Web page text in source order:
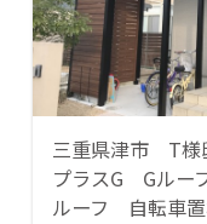
三重県津市 T
プラスG Gルー
ルーフ 自転車